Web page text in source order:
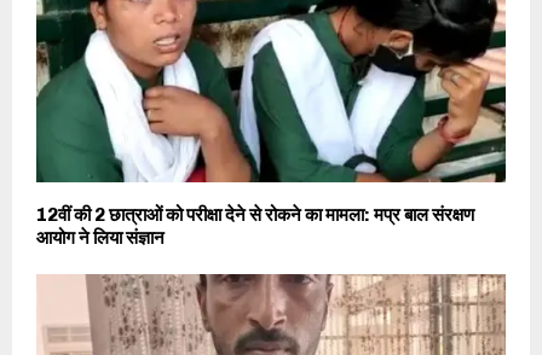
12वीं की 2 छात्राओं को परीक्षा देने से रोकने का मामला: मप्र बाल संरक्षण
आयोग ने लिया संज्ञान